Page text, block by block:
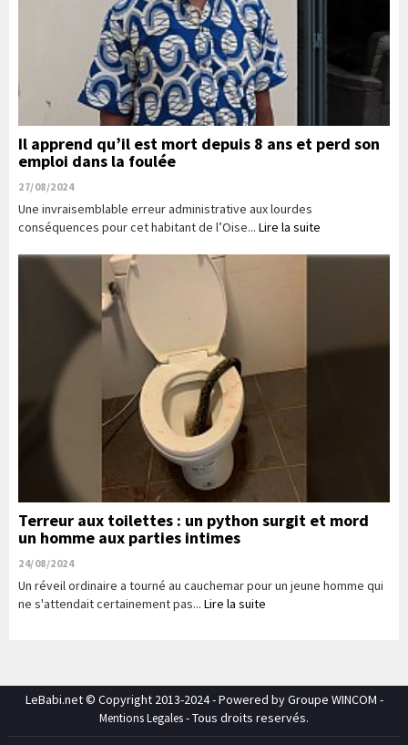
Il apprend qu’il est mort depuis 8 ans et perd son
emploi dans la foulée
27/08/2024
Une invraisemblable erreur administrative aux lourdes
conséquences pour cet habitant de l’Oise... Lire la suite
Terreur aux toilettes : un python surgit et mord
un homme aux parties intimes
24/08/2024
Un réveil ordinaire a tourné au cauchemar pour un jeune homme qui
ne s'attendait certainement pas... Lire la suite
LeBabi.net © Copyright 2013-2024 - Powered by Groupe WINCOM -
Mentions Legales- Tous droits reservés.